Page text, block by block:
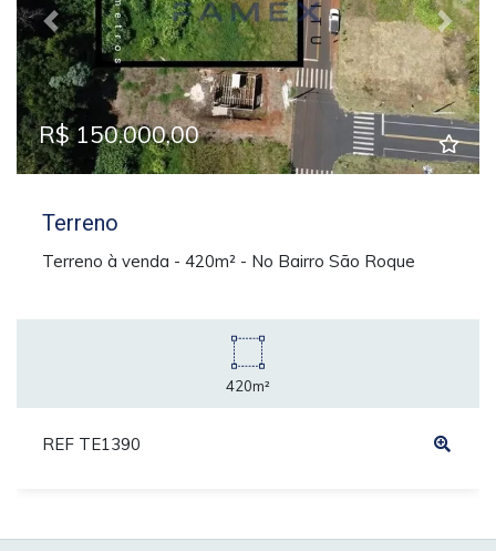
Previous Next
R$ 150.000,00
Terreno
Terreno à venda - 420m² - No Bairro São Roque
420m²
REF TE1390